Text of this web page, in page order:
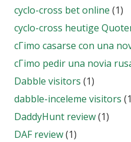
cyclo-cross bet online (1)
cyclo-cross heutige
cГіmo casarse con una
cГіmo pedir una novia
Dabble visitors (1)
dabble-inceleme visitors
DaddyHunt review(1)
DAF review(1)